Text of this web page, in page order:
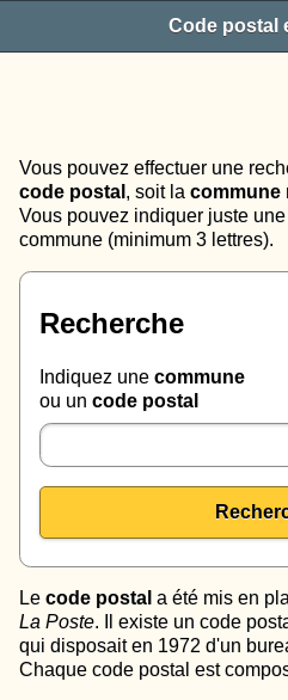
Code postal
Vous pouvez effectuer une
code postal , soit la commune
Vous pouvez indiquer juste
commune (minimum 3 lettres).
Recherche
Indiquez une commune
ou un code postal
Le code postal a été mis en
La Poste. Il existe un code
qui disposait en 1972 d'un
Chaque code postal est